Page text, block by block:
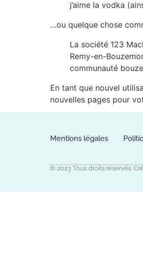
j’aime la vodka
…ou quelque chose
La société 123
Remy-en-
communauté
En tant que nouvel
nouvelles pages pour
Mentions légales
© 2023 Tous droits réservés.